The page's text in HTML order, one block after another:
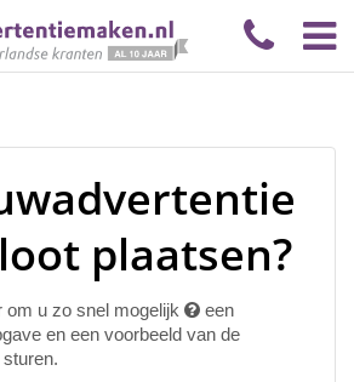
plaatsen?
om u zo snel mogelijk
een
en een voorbeeld van de